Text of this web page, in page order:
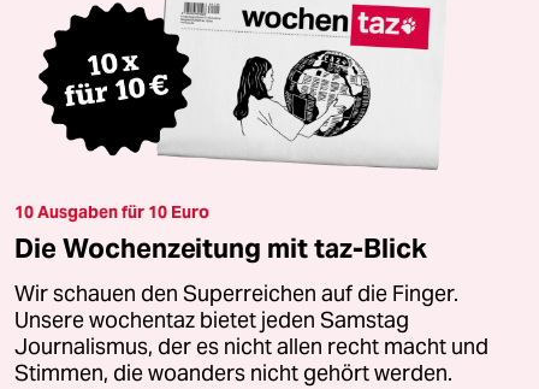
10 Ausgaben für 10 Euro
Die Wochenzeitung mit taz-Blick
Wir schauen den Superreichen auf die Finger.
Unsere wochentaz bietet jeden Samstag
Journalismus, der es nicht allen recht macht und
Stimmen, die woanders nicht gehört werden.